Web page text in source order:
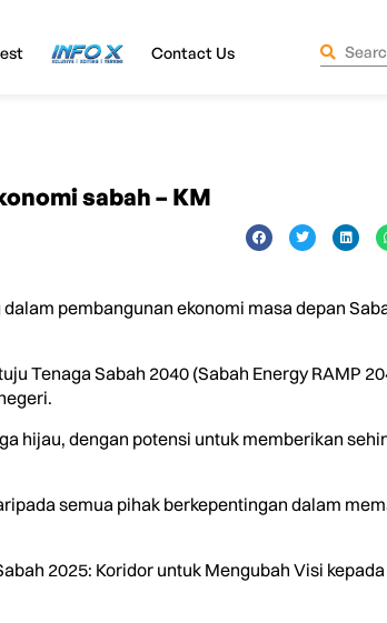
InfoX Contact Us
sabah – KM
pembangunan ekonomi masa depan
Tenaga Sabah 2040 (Sabah Energy RAMP
hijau, dengan potensi untuk memberikan
semua pihak berkepentingan dalam
2025: Koridor untuk Mengubah Visi kepada